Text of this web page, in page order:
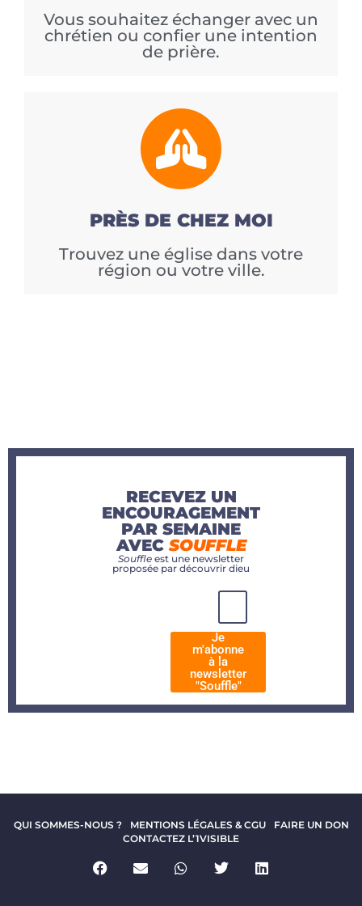
Vous souhaitez échanger avec un
chrétien ou confier une intention
de prière.
PRÈS DE CHEZ MOI
Trouvez une église dans votre
région ou votre ville.
RECEVEZ UN
ENCOURAGEMENT
PAR SEMAINE
AVECSOUFFLE
Souffle est une newsletter
proposée par découvrir dieu
Je
m'abonne
à la
newsletter
"Souffle"
QUI SOMMES-NOUS ? MENTIONS LÉGALES & CGU
FAIRE UN DON
CONTACTEZ L’1VISIBLE